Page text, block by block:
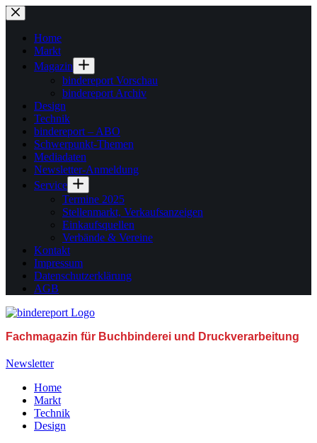
Zum
Inhalt
springenHome
Markt
Magazin
bindereport Vorschau
bindereport Archiv
Design
Technik
bindereport – ABO
Schwerpunkt-Themen
Mediadaten
Newsletter-Anmeldung
Service
Termine 2025
Stellenmarkt, Verkaufsanzeigen
Einkaufsquellen
Verbände & Vereine
Kontakt
Impressum
Datenschutzerklärung
AGB
Fachmagazin für Buchbinderei und Druckverarbeitung
Newsletter
Home
Markt
Technik
Design